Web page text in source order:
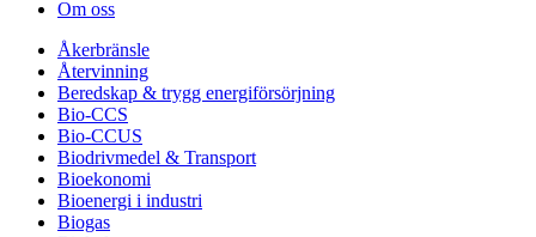
Om oss
Åkerbränsle
Återvinning
Beredskap & trygg energiförsörjning
Bio-CCS
Bio-CCUS
Biodrivmedel & Transport
Bioekonomi
Bioenergi i industri
Biogas